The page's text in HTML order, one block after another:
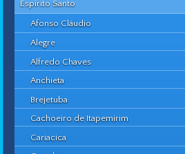
Espírito Santo
Afonso Cláudio
Alegre
Alfredo Chaves
Anchieta
Brejetuba
Cachoeiro de Itapemirim
Cariacica